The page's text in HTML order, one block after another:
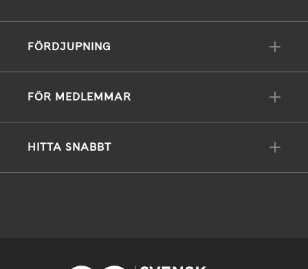
FÖRDJUPNING
FÖR MEDLEMMAR
HITTA SNABBT